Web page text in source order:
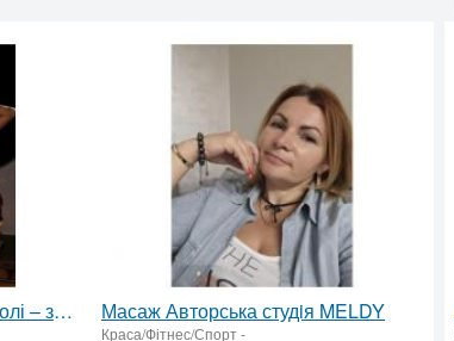
Еротичний масаж у Тернополі – занурся у світ задоволення! Масаж Авторська студiя MELDY
Краса/Фітнес/Спорт-